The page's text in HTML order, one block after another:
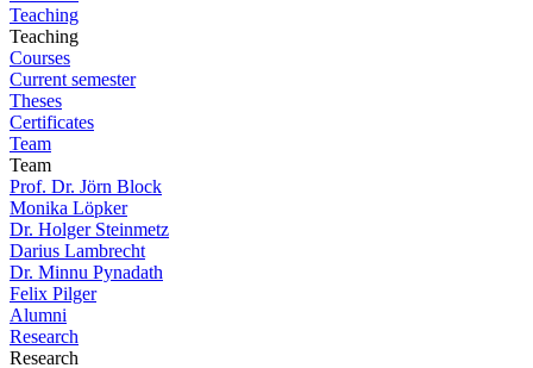
Teaching
Teaching
Courses
Current semester
Theses
Certificates
Team
Team
Prof. Dr. Jörn Block
Monika Löpker
Dr. Holger Steinmetz
Darius Lambrecht
Dr. Minnu Pynadath
Felix Pilger
Alumni
Research
Research